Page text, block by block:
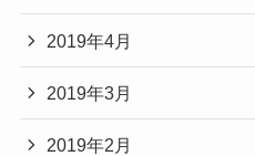
2019年4月
2019年3月
2019年2月